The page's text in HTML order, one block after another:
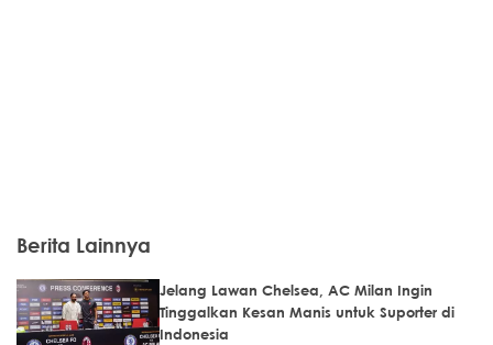
Berita Lainnya
Jelang Lawan Chelsea, AC Milan Ingin
Tinggalkan Kesan Manis untuk Suporter di
Indonesia